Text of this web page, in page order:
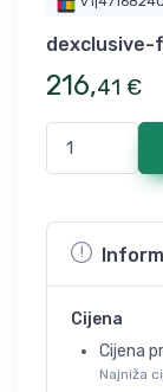
dexclusive-
216,41 €
Cijena
Cijena
Najniža